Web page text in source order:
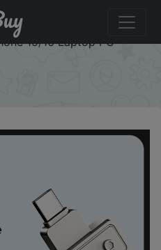
150MB/ USB
256GB 512GB OTG USB
15/16 Laptop PC